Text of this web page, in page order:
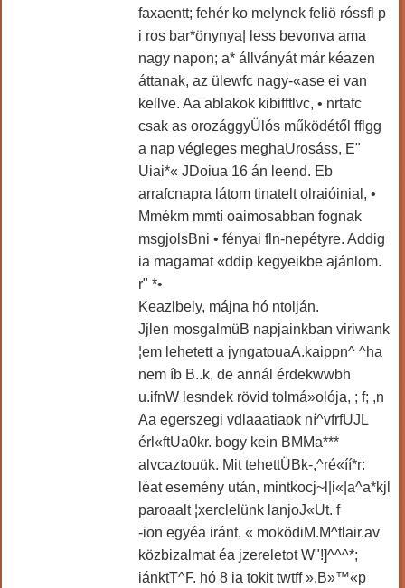
faxaentt; fehér ko melynek feliö róssfl p
i ros bar*önynya| less bevonva ama
nagy napon; a* állványát már kéazen
áttanak, az ülewfc nagy-«ase ei van
kellve. Aa ablakok kibifftlvc, • nrtafc
csak as orozággyÜlós működétől fflgg
a nap végleges meghaUrosáss, E"
Uiai*« JDoiua 16 án leend. Eb
arrafcnapra látom tinatelt olraióinial, •
Mmékm mmtí oaimosabban fognak
msgjolsBni • fényai fln-nepétyre. Addig
ia magamat «ddip kegyeikbe ajánlom.
r" *•
Keazlbely, májna hó ntolján.
Jjlen mosgalmüB napjainkban viriwank
¦em lehetett a jyngatouaA.kaippn^ ^ha
nem íb B..k, de annál érdekwwbh
u.ifnW lesndek rövid tolmá»olója, ; f; ,n
Aa egerszegi vdlaaatiaok ní^vfrfUJL
érl«ftUa0kr. bogy kein BMMa***
alvcaztouük. Mit tehettÜBk-,^ré«íí*r:
léat esemény után, mintkocj~l|i«|a^a*kjl
paroaalt ¦xerclelünk lanjoJ«Ut. f
-ion egyéa iránt, « moködiM.M^tlair.av
közbizalmat éa jzereletot W"!]^^^*;
iánktT^F. hó 8 ia tokit twtff ».B»™«p